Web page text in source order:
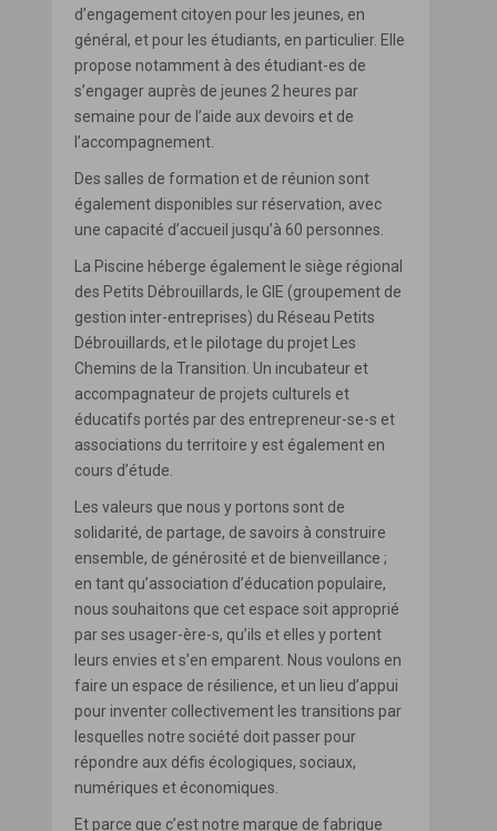
d’engagement citoyen pour les jeunes, en
général, et pour les étudiants, en particulier. Elle
propose notamment à des étudiant-es de
s’engager auprès de jeunes 2 heures par
semaine pour de l’aide aux devoirs et de
l’accompagnement.
Des salles de formation et de réunion sont
également disponibles sur réservation, avec
une capacité d’accueil jusqu’à 60 personnes.
La Piscine héberge également le siège régional
des Petits Débrouillards, le GIE (groupement de
gestion inter-entreprises) du Réseau Petits
Débrouillards, et le pilotage du projet Les
Chemins de la Transition. Un incubateur et
accompagnateur de projets culturels et
éducatifs portés par des entrepreneur-se-s et
associations du territoire y est également en
cours d’étude.
Les valeurs que nous y portons sont de
solidarité, de partage, de savoirs à construire
ensemble, de générosité et de bienveillance ;
en tant qu’association d’éducation populaire,
nous souhaitons que cet espace soit approprié
par ses usager-ère-s, qu’ils et elles y portent
leurs envies et s’en emparent. Nous voulons en
faire un espace de résilience, et un lieu d’appui
pour inventer collectivement les transitions par
lesquelles notre société doit passer pour
répondre aux défis écologiques, sociaux,
numériques et économiques.
Et parce que c’est notre marque de fabrique